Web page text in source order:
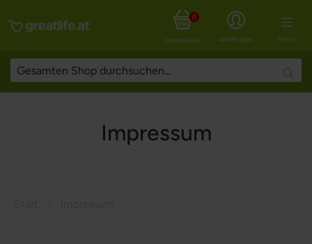
MENÜ
ANMELDEN
MEIN WARENKORB
0
Impressum